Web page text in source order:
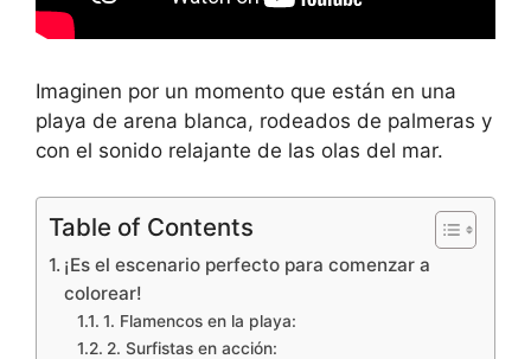
Imaginen por un momento que están en una
playa de arena blanca, rodeados de palmeras y
con el sonido relajante de las olas del mar.
Table of Contents
¡Es el escenario perfecto para comenzar a
colorear!
1. Flamencos en la playa:
2. Surfistas en acción: